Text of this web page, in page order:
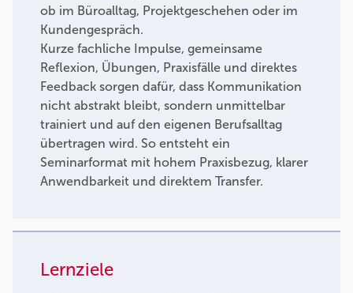
ob im Büroalltag, Projektgeschehen oder im
Kundengespräch.
Kurze fachliche Impulse, gemeinsame
Reflexion, Übungen, Praxisfälle und direktes
Feedback sorgen dafür, dass Kommunikation
nicht abstrakt bleibt, sondern unmittelbar
trainiert und auf den eigenen Berufsalltag
übertragen wird. So entsteht ein
Seminarformat mit hohem Praxisbezug, klarer
Anwendbarkeit und direktem Transfer.
Lernziele